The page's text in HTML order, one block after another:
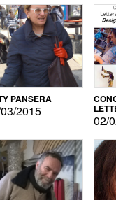
PANSERA
2015
02/